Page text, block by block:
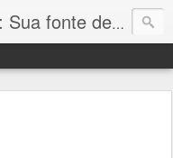
Blog do Prof. Escolástico :: Sua fonte de informação!